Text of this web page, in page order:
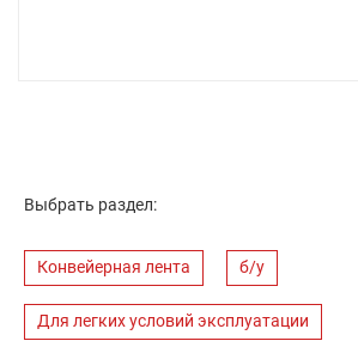
Выбрать раздел:
Конвейерная лента б/у
Для легких условий эксплуатации